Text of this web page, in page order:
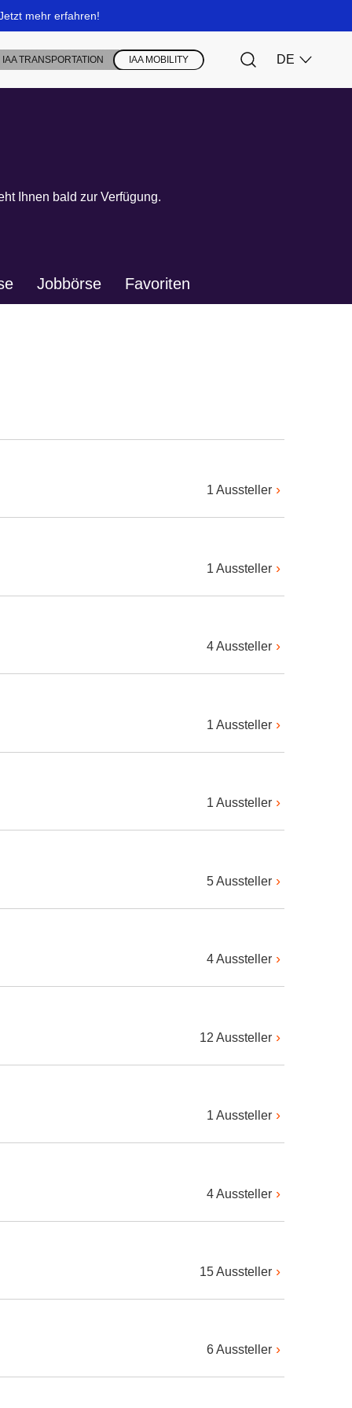
Ihnen bald zur Verfügung.
Jobbörse Favoriten
1 Aussteller
1 Aussteller
4 Aussteller
1 Aussteller
1 Aussteller
5 Aussteller
4 Aussteller
12 Aussteller
1 Aussteller
4 Aussteller
15 Aussteller
6 Aussteller